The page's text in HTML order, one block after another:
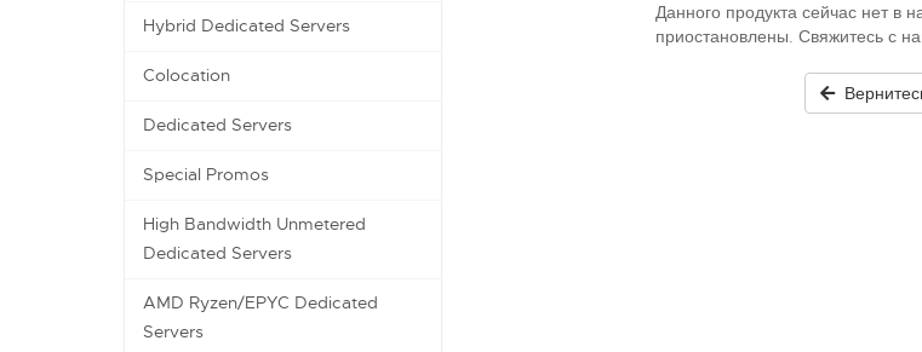
Hybrid Dedicated Servers
Colocation
Dedicated Servers
Special Promos
High Bandwidth Unmetered
Dedicated Servers
AMD Ryzen/EPYC Dedicated
Servers
Данного продукта сейчас нет в
приостановлены. Свяжитесь с